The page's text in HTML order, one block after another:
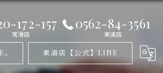
172-157
常滑店
0562-84-3561
東浦店
東浦店【公式】LINE